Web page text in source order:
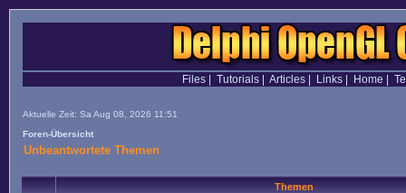
Files| Tutorials| Articles| Links| Home
Aktuelle Zeit: Sa Aug 08, 2026 11:51
Foren-Übersicht
Unbeantwortete Themen
Themen